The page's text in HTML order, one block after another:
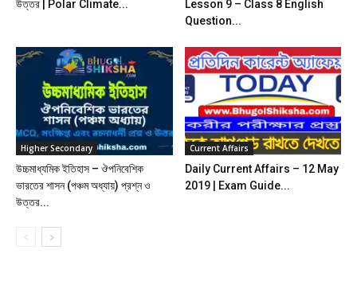
উত্তর | Polar Climate...
Lesson 9 – Class 8 English
Question...
Higher Secondary
উচ্চমাধ্যমিক ইতিহাস – ঔপনিবেশিক
ভারতের শাসন (পঞ্চম অধ্যায়) প্রশ্ন ও
উত্তর...
Current Affairs
Daily Current Affairs – 12 May
2019 | Exam Guide...